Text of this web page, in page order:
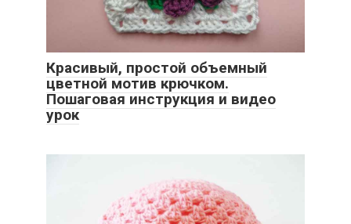
Красивый, простой объемный
цветной мотив крючком.
Пошаговая инструкция и видео
урок